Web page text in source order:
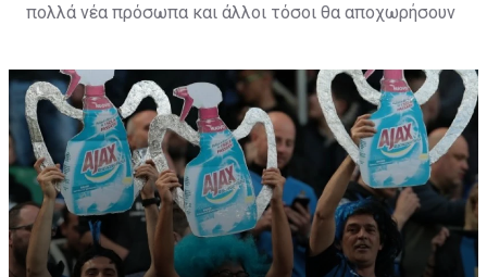
πολλά νέα πρόσωπα και άλλοι τόσοι θα αποχωρήσουν
θα κάνει ξανά την εμφάνιση της στους "πράσινους".